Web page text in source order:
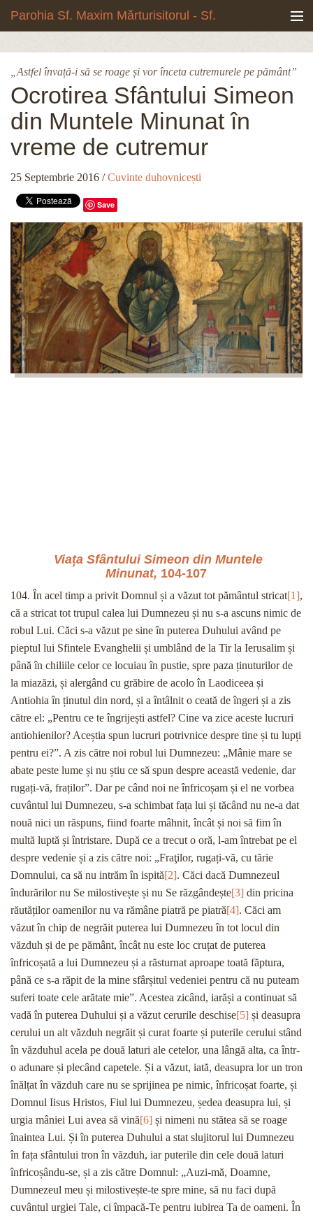
Parohia Sf. Maxim Mărturisitorul - Sf.
Noua biserică
Botezuri & Cununii
Teologie & Cuvinte duhovnicești
Fotografii
Preotul paroh
Program liturgic
Despre noi
Contact
„Astfel învață-i să se roage și vor înceta cutremurele pe pământ”
Ocrotirea Sfântului Simeon
din Muntele Minunat în
vreme de cutremur
25 Septembrie 2016 /Cuvinte duhovnicești
Save
Viața Sfântului Simeon din Muntele
Minunat, 104-107
104. În acel timp a privit Domnul și a văzut tot pământul stricat[1],
că a stricat tot trupul calea lui Dumnezeu și nu s-a ascuns nimic de
robul Lui. Căci s-a văzut pe sine în puterea Duhului având pe
pieptul lui Sfintele Evanghelii și umblând de la Tir la Ierusalim și
până în chiliile celor ce locuiau în pustie, spre paza ținuturilor de
la miazăzi, și alergând cu grăbire de acolo în Laodiceea și
Antiohia în ținutul din nord, și a întâlnit o ceată de îngeri și a zis
către el: „Pentru ce te îngrijești astfel? Cine va zice aceste lucruri
antiohienilor? Aceștia spun lucruri potrivnice despre tine și tu lupți
pentru ei?”. A zis către noi robul lui Dumnezeu: „Mânie mare se
abate peste lume și nu știu ce să spun despre această vedenie, dar
rugați-vă, fraților”. Dar pe când noi ne înfricoșam și el ne vorbea
cuvântul lui Dumnezeu, s-a schimbat fața lui și tăcând nu ne-a dat
nouă nici un răspuns, fiind foarte mâhnit, încât și noi să fim în
multă luptă și întristare. După ce a trecut o oră, l-am întrebat pe el
despre vedenie și a zis către noi: „Fraţilor, rugați-vă, cu tărie
Domnului, ca să nu intrăm în ispită[2]. Căci dacă Dumnezeul
îndurărilor nu Se milostivește și nu Se răzgândește[3] din pricina
răutăților oamenilor nu va rămâne piatră pe piatră[4]. Căci am
văzut în chip de negrăit puterea lui Dumnezeu în tot locul din
văzduh și de pe pământ, încât nu este loc cruțat de puterea
înfricoșată a lui Dumnezeu și a răsturnat aproape toată făptura,
până ce s-a răpit de la mine sfârșitul vedeniei pentru că nu puteam
suferi toate cele arătate mie”. Acestea zicând, iarăși a continuat să
vadă în puterea Duhului și a văzut cerurile deschise[5] și deasupra
cerului un alt văzduh negrăit și curat foarte și puterile cerului stând
în văzduhul acela pe două laturi ale cetelor, una lângă alta, ca într-
o adunare și plecând capetele. Și a văzut, iată, deasupra lor un tron
înălțat în văzduh care nu se sprijinea pe nimic, înfricoșat foarte, și
Domnul Iisus Hristos, Fiul lui Dumnezeu, ședea deasupra lui, și
urgia mâniei Lui avea să vină[6] și nimeni nu stătea să se roage
înaintea Lui. Și în puterea Duhului a stat slujitorul lui Dumnezeu
în fața sfântului tron în văzduh, iar puterile din cele două laturi
înfricoșându-se, și a zis către Domnul: „Auzi-mă, Doamne,
Dumnezeul meu și milostivește-te spre mine, să nu faci după
cuvântul urgiei Tale, ci împacă-Te pentru iubirea Ta de oameni. În